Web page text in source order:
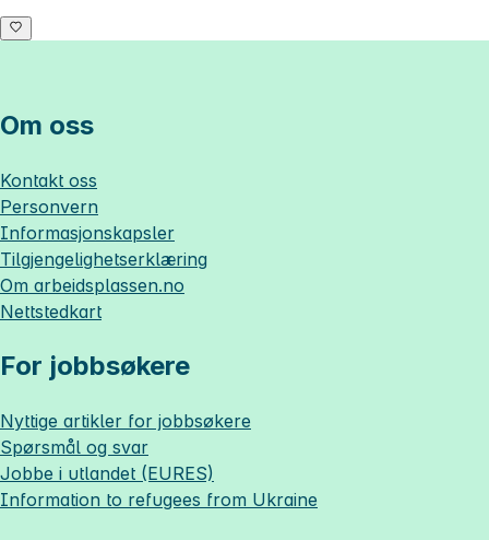
Om oss
Kontakt oss
Personvern
Informasjonskapsler
Tilgjengelighetserklæring
Om arbeidsplassen.no
Nettstedkart
For jobbsøkere
Nyttige artikler for jobbsøkere
Spørsmål og svar
Jobbe i utlandet (EURES)
Information to refugees from Ukraine